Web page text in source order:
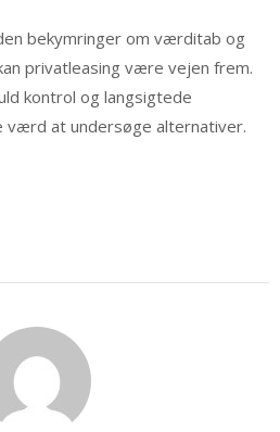
bekymringer om værditab og
privatleasing være vejen frem.
kontrol og langsigtede
at undersøge alternativer.